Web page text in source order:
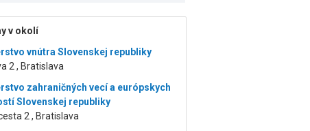
v okolí
vnútra Slovenskej republiky
2 , Bratislava
zahraničných vecí a európskych
Slovenskej republiky
2 , Bratislava